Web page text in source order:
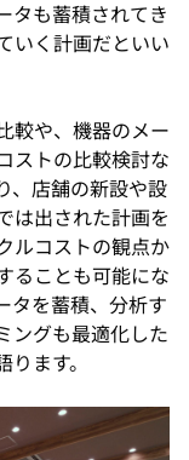
タも蓄積されてき
いく計画だといい
較や、機器のメー
ストの比較検討な
、店舗の新設や設
は出された計画を
ルコストの観点か
ることも可能にな
タを蓄積、分析す
ングも最適化した
ます。